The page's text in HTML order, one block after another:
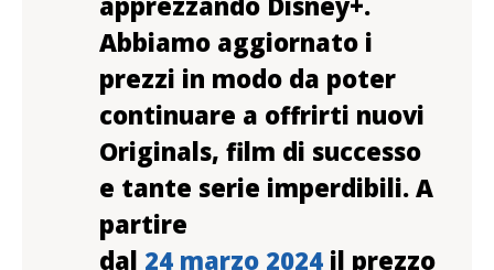
Abbiamo aggiornato i
prezzi in modo da poter
continuare a offrirti nuovi
Originals, film di successo
e tante serie imperdibili. A
partire
dal 24 marzo 2024 il prezzo